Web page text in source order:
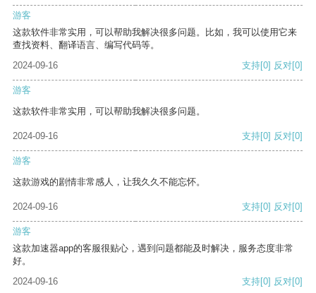
游客
这款软件非常实用，可以帮助我解决很多问题。比如，我可以使用它来
查找资料、翻译语言、编写代码等。
2024-09-16
支持[0] 反对[0]
游客
这款软件非常实用，可以帮助我解决很多问题。
2024-09-16 支持[0] 反对[0]
游客
这款游戏的剧情非常感人，让我久久不能忘怀。
2024-09-16 支持[0] 反对[0]
游客
这款加速器app的客服很贴心，遇到问题都能及时解决，服务态度非常
好。
2024-09-16
支持[0] 反对[0]